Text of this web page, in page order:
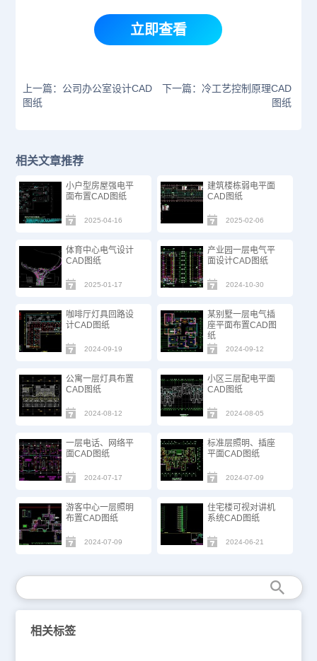
立即查看
上一篇：公司办公室设计CAD
图纸
下一篇：冷工艺控制原理CAD
图纸
相关文章推荐
小户型房屋强电平
面布置CAD图纸
2025-04-16
建筑楼栋弱电平面
CAD图纸
2025-02-06
体育中心电气设计
CAD图纸
2025-01-17
产业园一层电气平
面设计CAD图纸
2024-10-30
咖啡厅灯具回路设
计CAD图纸
2024-09-19
某别墅一层电气插
座平面布置CAD图
纸
2024-09-12
公寓一层灯具布置
CAD图纸
2024-08-12
小区三层配电平面
CAD图纸
2024-08-05
一层电话、网络平
面CAD图纸
2024-07-17
标准层照明、插座
平面CAD图纸
2024-07-09
游客中心一层照明
布置CAD图纸
2024-07-09
住宅楼可视对讲机
系统CAD图纸
2024-06-21
相关标签